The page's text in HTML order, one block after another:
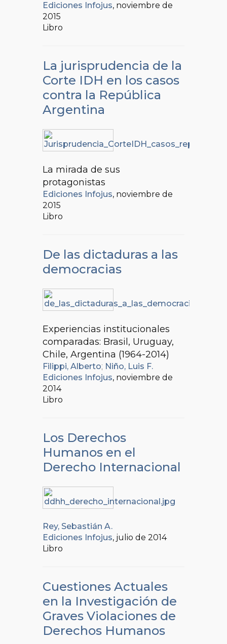
Ediciones Infojus, noviembre de
2015
Libro
La jurisprudencia de la
Corte IDH en los casos
contra la República
Argentina
La mirada de sus
protagonistas
Ediciones Infojus, noviembre de
2015
Libro
De las dictaduras a las
democracias
Experiencias institucionales
comparadas: Brasil, Uruguay,
Chile, Argentina (1964-2014)
Filippi, Alberto; Niño, Luis F.
Ediciones Infojus, noviembre de
2014
Libro
Los Derechos
Humanos en el
Derecho Internacional
Rey, Sebastián A.
Ediciones Infojus, julio de 2014
Libro
Cuestiones Actuales
en la Investigación de
Graves Violaciones de
Derechos Humanos